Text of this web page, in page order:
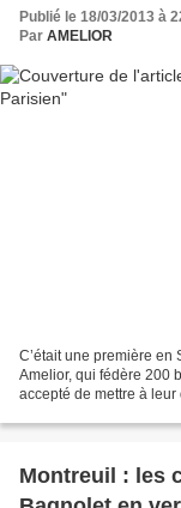
Publié le 18/03/2013 à
Par AMELIOR
C’était une première en
Amelior, qui fédère 200
accepté de mettre à
Montreuil : les